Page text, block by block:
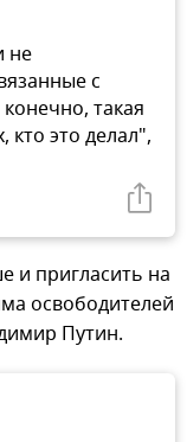
не
с
такая
кто это делал",
и пригласить на
освободителей
Путин.